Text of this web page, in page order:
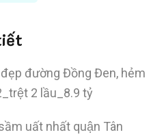
đường Đồng Đen, hẻm
2 lầu_8.9 tỷ
uất nhất quận Tân